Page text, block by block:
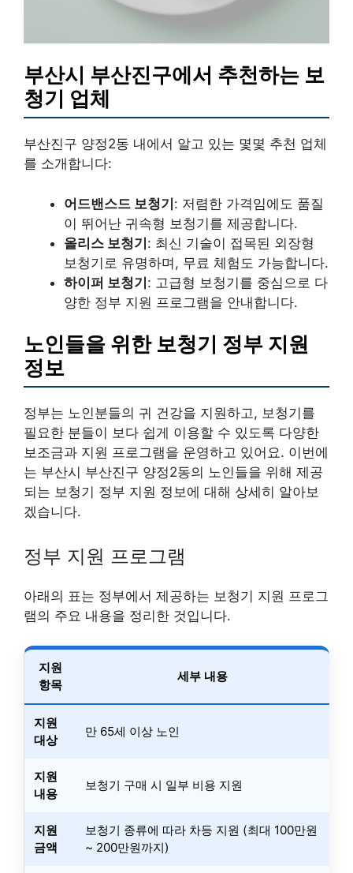
부산시 부산진구에서 추천하는 보
청기 업체
부산진구 양정2동 내에서 알고 있는 몇몇 추천 업체
를 소개합니다:
어드밴스드 보청기: 저렴한 가격임에도 품질
이 뛰어난 귀속형 보청기를 제공합니다.
올리스 보청기: 최신 기술이 접목된 외장형
보청기로 유명하며, 무료 체험도 가능합니다.
하이퍼 보청기: 고급형 보청기를 중심으로 다
양한 정부 지원 프로그램을 안내합니다.
노인들을 위한 보청기 정부 지원
정보
정부는 노인분들의 귀 건강을 지원하고, 보청기를
필요한 분들이 보다 쉽게 이용할 수 있도록 다양한
보조금과 지원 프로그램을 운영하고 있어요. 이번에
는 부산시 부산진구 양정2동의 노인들을 위해 제공
되는 보청기 정부 지원 정보에 대해 상세히 알아보
겠습니다.
정부 지원 프로그램
아래의 표는 정부에서 제공하는 보청기 지원 프로그
램의 주요 내용을 정리한 것입니다.
지원
항목
세부 내용
지원
대상
만 65세 이상 노인
지원
내용
보청기 구매 시 일부 비용 지원
지원
금액
보청기 종류에 따라 차등 지원 (최대 100만원
~ 200만원까지)